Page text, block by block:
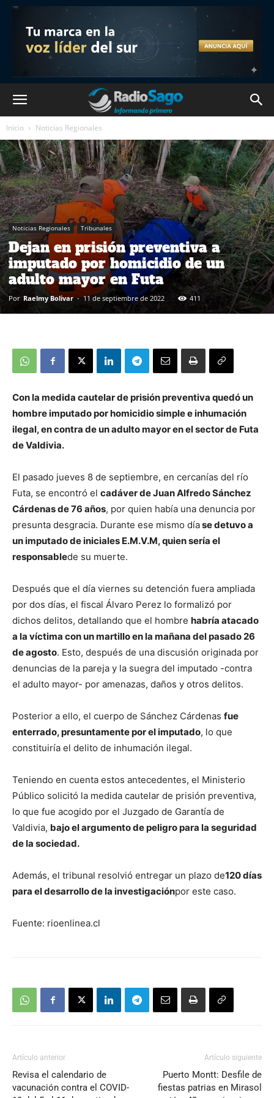
Inicio Noticias Regionales
Noticias Regionales Tribunales
Dejan en prisión preventiva a
imputado por homicidio de un
adulto mayor en Futa
Por Raelmy Bolivar - 11 de septiembre de 2022 411
Con la medida cautelar de prisión preventiva quedó un
hombre imputado por homicidio simple e inhumación
ilegal, en contra de un adulto mayor en el sector de Futa
de Valdivia.
El pasado jueves 8 de septiembre, en cercanías del río
Futa, se encontró el cadáver de Juan Alfredo Sánchez
Cárdenas de 76 años, por quien había una denuncia por
presunta desgracia. Durante ese mismo díase detuvo a
un imputado de iniciales E.M.V.M, quien sería el
responsablede su muerte.
Después que el día viernes su detención fuera ampliada
por dos días, el fiscal Álvaro Perez lo formalizó por
dichos delitos, detallando que el hombre habría atacado
a la víctima con un martillo en la mañana del pasado 26
de agosto. Esto, después de una discusión originada por
denuncias de la pareja y la suegra del imputado -contra
el adulto mayor- por amenazas, daños y otros delitos.
Posterior a ello, el cuerpo de Sánchez Cárdenas fue
enterrado, presuntamente por el imputado, lo que
constituiría el delito de inhumación ilegal.
Teniendo en cuenta estos antecedentes, el Ministerio
Público solicitó la medida cautelar de prisión preventiva,
lo que fue acogido por el Juzgado de Garantía de
Valdivia, bajo el argumento de peligro para la seguridad
de la sociedad.
Además, el tribunal resolvió entregar un plazo de120 días
para el desarrollo de la investigaciónpor este caso.
Fuente: rioenlinea.cl
Artículo anterior
Revisa el calendario de
vacunación contra el COVID-
Artículo siguiente
Puerto Montt: Desfile de
fiestas patrias en Mirasol